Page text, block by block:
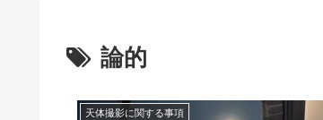
論的
天体撮影に関する事項